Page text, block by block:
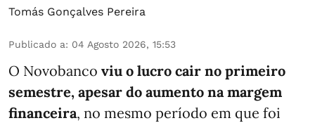
Tomás Gonçalves Pereira
Publicado a: 04 Agosto 2026, 15:53
O Novobanco viu o lucro cair no primeiro
semestre, apesar do aumento na margem
financeira, no mesmo período em que foi